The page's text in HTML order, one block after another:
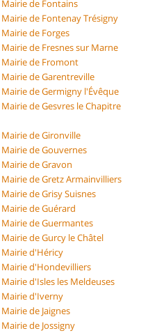
Mairie de Fontains
Mairie de Fontenay Trésigny
Mairie de Forges
Mairie de Fresnes sur Marne
Mairie de Fromont
Mairie de Garentreville
Mairie de Germigny l'Évêque
Mairie de Gesvres le Chapitre
Mairie de Gironville
Mairie de Gouvernes
Mairie de Gravon
Mairie de Gretz Armainvilliers
Mairie de Grisy Suisnes
Mairie de Guérard
Mairie de Guermantes
Mairie de Gurcy le Châtel
Mairie d'Héricy
Mairie d'Hondevilliers
Mairie d'Isles les Meldeuses
Mairie d'Iverny
Mairie de Jaignes
Mairie de Jossigny